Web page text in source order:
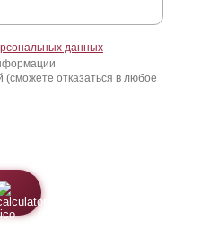
данных
отказаться в любое